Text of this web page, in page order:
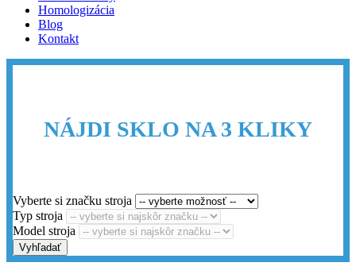
Homologizácia
Blog
Kontakt
NÁJDI SKLO NA 3 KLIKY
Vyberte si značku stroja
Typ stroja
Model stroja
Vyhľadať